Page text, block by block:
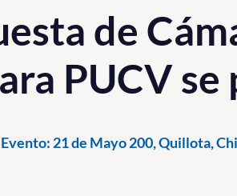
de
PUCV
21 de Mayo 200, Quillota,